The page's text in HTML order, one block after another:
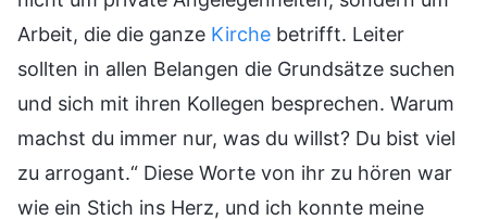
Arbeit, die die ganze Kirche betrifft. Leiter
sollten in allen Belangen die Grundsätze suchen
und sich mit ihren Kollegen besprechen. Warum
machst du immer nur, was du willst? Du bist viel
zu arrogant.“ Diese Worte von ihr zu hören war
wie ein Stich ins Herz, und ich konnte meine